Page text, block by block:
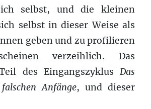
selbst, und die kleinen
selbst in dieser Weise als
geben und zu profilieren
verzeihlich. Das
des Eingangszyklus Das
Anfänge, und dieser